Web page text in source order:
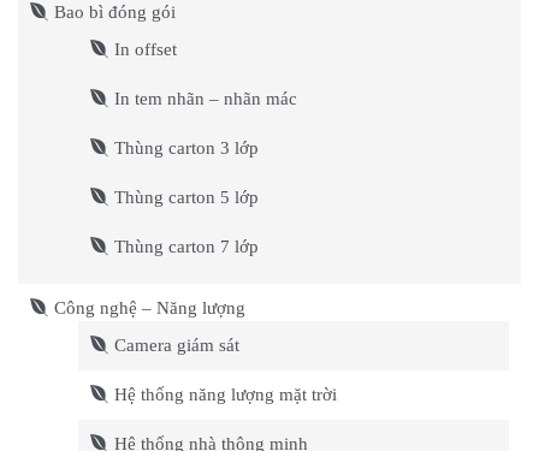
Bao bì đóng gói
In offset
In tem nhãn – nhãn mác
Thùng carton 3 lớp
Thùng carton 5 lớp
Thùng carton 7 lớp
Công nghệ – Năng lượng
Camera giám sát
Hệ thống năng lượng mặt trời
Hệ thống nhà thông minh